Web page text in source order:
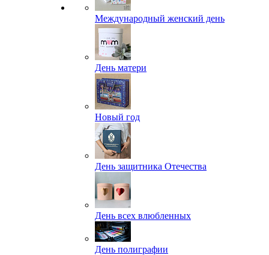
Международный женский день
День матери
Новый год
День защитника Отечества
День всех влюбленных
День полиграфии